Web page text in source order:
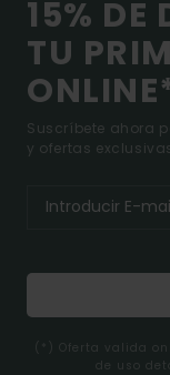
15% DE
TU
Suscríbete ahora
y ofertas
(*) Oferta valida
de uso